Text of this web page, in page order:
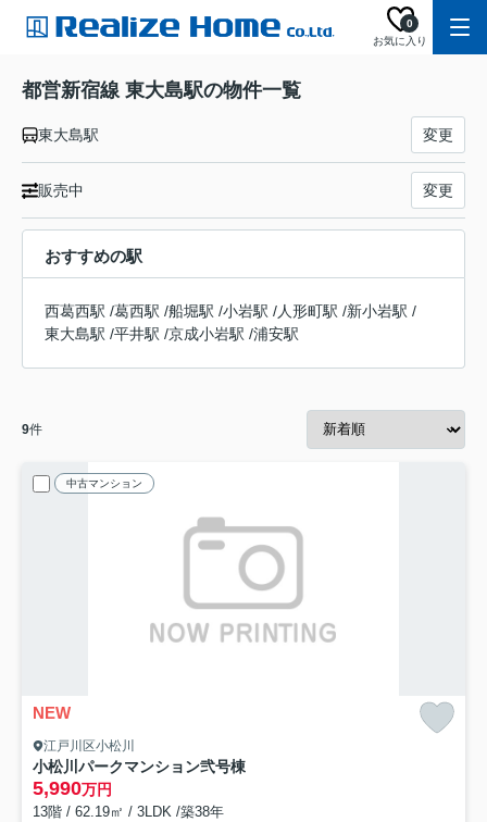
お気に入り
0
都営新宿線 東大島駅の物件一覧
東大島駅 変更
販売中 変更
おすすめの駅
西葛西駅 /葛西駅 /船堀駅 /小岩駅 /人形町駅 /新小岩駅 /
東大島駅 /平井駅 /京成小岩駅 /浦安駅
9件
中古マンション
NEW
江戸川区小松川
小松川パークマンション弐号棟
5,990万円
13階 / 62.19㎡ / 3LDK /築38年